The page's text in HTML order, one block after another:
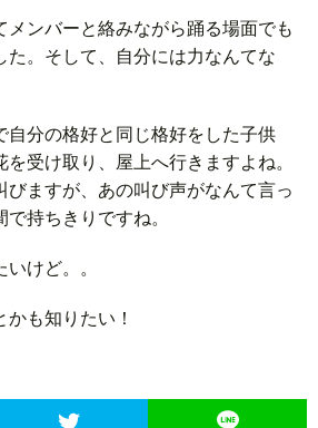
メンバーと絡みながら踊る場面でも
た。そして、自分には力なんてな
自分の格好と同じ格好をした子供
を受け取り、屋上へ行きますよね。
びますが、あの叫び声がなんて言っ
持ちきりですね。
けど。。
も知りたい！